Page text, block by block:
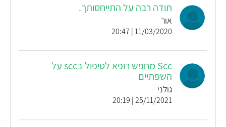
תודה רבה על התייחסותך.
אור
11/03/2020 | 20:47
Scc מחפש רופא לטיפול בscc על
השפתיים
גולני
25/11/2021 | 20:19